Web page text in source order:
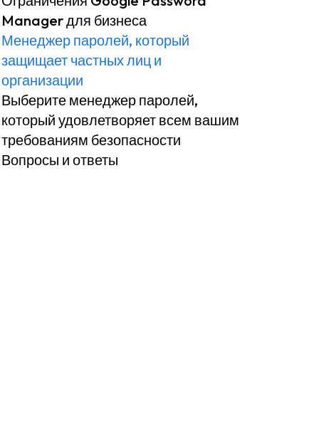
Manager для бизнеса
Менеджер паролей, который
защищает частных лиц и
организации
Выберите менеджер паролей,
который удовлетворяет всем вашим
требованиям безопасности
Вопросы и ответы